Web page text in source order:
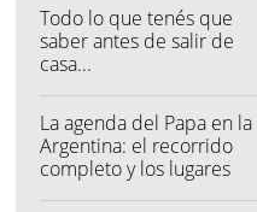
Todo lo que tenés que
saber antes de salir de
casa...
La agenda del Papa en la
Argentina: el recorrido
completo y los lugares